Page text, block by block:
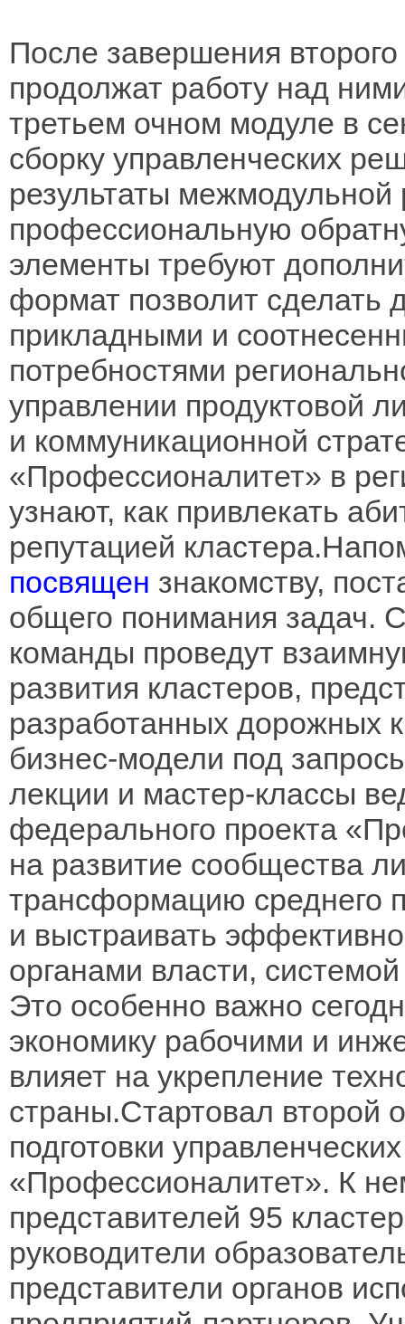
После завершения
продолжат работу над
третьем очном модуле в
сборку управленческих
результаты межмодульной
профессиональную
элементы требуют
формат позволит сделать
прикладными и
потребностями
управлении продуктовой
и коммуникационной
«Профессионалитет» в
узнают, как привлекать
репутацией
посвящен знакомству,
общего понимания задач.
команды проведут
развития кластеров,
разработанных дорожных
бизнес-модели под
лекции и мастер-классы
федерального проекта
на развитие сообщества
трансформацию среднего
и выстраивать
органами власти,
Это особенно важно
экономику рабочими и
влияет на укрепление
страны.Стартовал второй
подготовки
«Профессионалитет». К
представителей 95
руководители
представители органов